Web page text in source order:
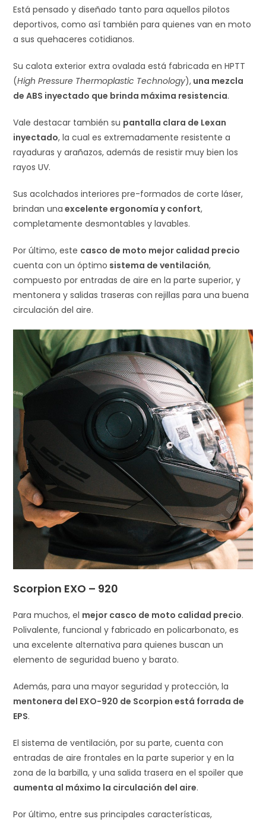
Está pensado y diseñado tanto para aquellos pilotos
deportivos, como así también para quienes van en moto
a sus quehaceres cotidianos.
Su calota exterior extra ovalada está fabricada en HPTT
(High Pressure Thermoplastic Technology), una mezcla
de ABS inyectado que brinda máxima resistencia.
Vale destacar también su pantalla clara de Lexan
inyectado, la cual es extremadamente resistente a
rayaduras y arañazos, además de resistir muy bien los
rayos UV.
Sus acolchados interiores pre-formados de corte láser,
brindan una excelente ergonomía y confort,
completamente desmontables y lavables.
Por último, este casco de moto mejor calidad precio
cuenta con un óptimo sistema de ventilación,
compuesto por entradas de aire en la parte superior, y
mentonera y salidas traseras con rejillas para una buena
circulación del aire.
Scorpion EXO – 920
Para muchos, el mejor casco de moto calidad precio.
Polivalente, funcional y fabricado en policarbonato, es
una excelente alternativa para quienes buscan un
elemento de seguridad bueno y barato.
Además, para una mayor seguridad y protección, la
mentonera del EXO-920 de Scorpion está forrada de
EPS.
El sistema de ventilación, por su parte, cuenta con
entradas de aire frontales en la parte superior y en la
zona de la barbilla, y una salida trasera en el spoiler que
aumenta al máximo la circulación del aire.
Por último, entre sus principales características,